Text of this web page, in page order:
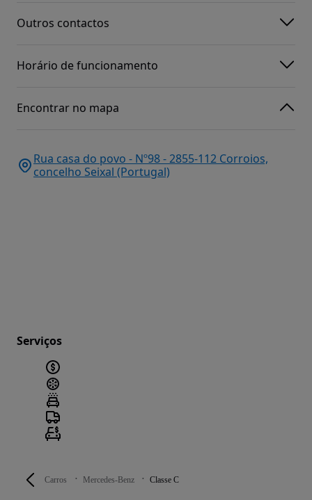
Carros Mercedes-Benz Classe C
Outros contactos
Horário de funcionamento
Encontrar no mapa
Rua casa do povo - Nº98 - 2855-112 Corroios,
concelho Seixal (Portugal)
Serviços